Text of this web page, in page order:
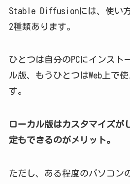
Stable Diffusionには、使い
2種類あります。
ひとつは自分のPCにインスト
ル版、もうひとつはWeb上で
す。
ローカル版はカスタマイズが
定もできるのがメリット。
ただし、ある程度のパソコン